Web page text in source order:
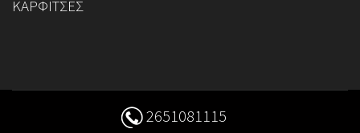
ΚΑΡΦΙΤΣΕΣ
2651081115